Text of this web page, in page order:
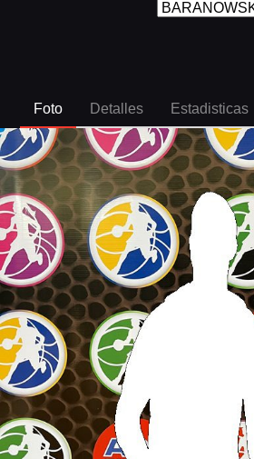
Foto Detalles Estadisticas